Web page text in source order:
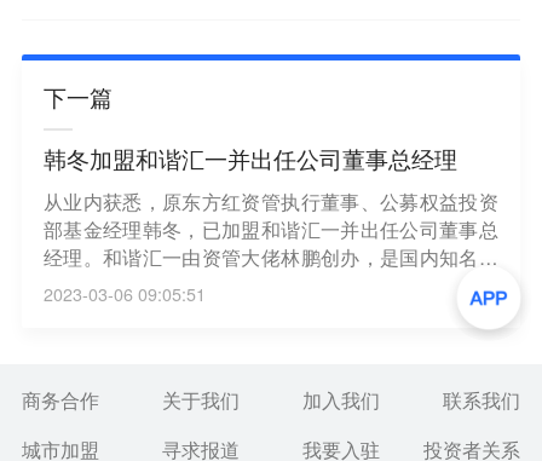
下一篇
韩冬加盟和谐汇一并出任公司董事总经理
从业内获悉，原东方红资管执行董事、公募权益投资
部基金经理韩冬，已加盟和谐汇一并出任公司董事总
经理。和谐汇一由资管大佬林鹏创办，是国内知名百
亿私募。（券中社）
2023-03-06 09:05:51
商务合作 关于我们 加入我们
联系我们
城市加盟
寻求报道 我要入驻 投资者关系